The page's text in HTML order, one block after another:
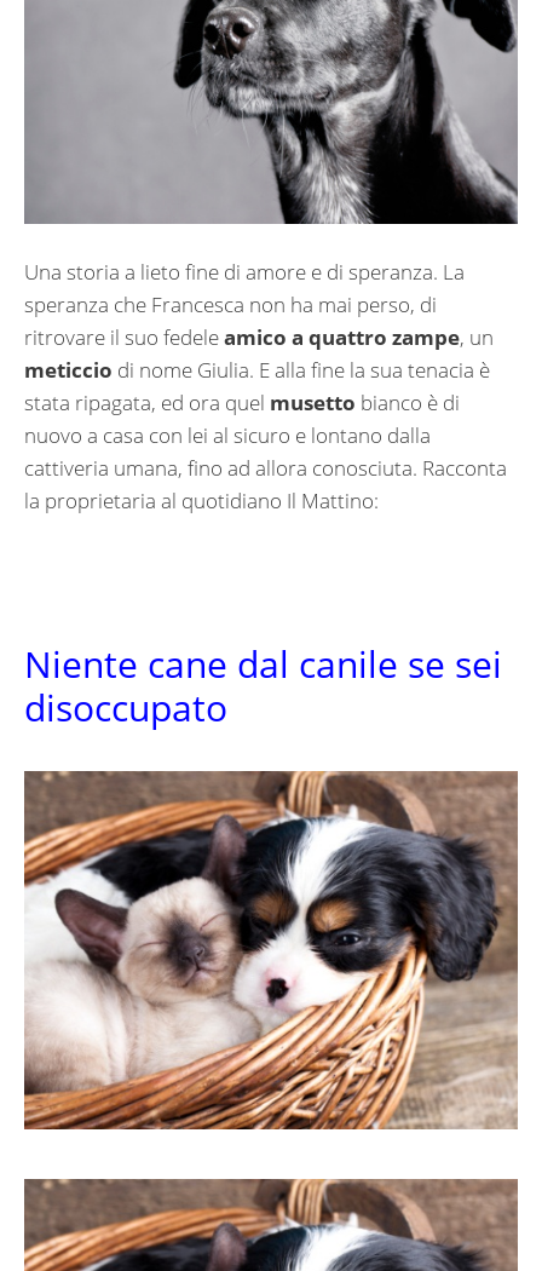
Una storia a lieto fine di amore e di speranza. La
speranza che Francesca non ha mai perso, di
ritrovare il suo fedeleamico a quattro zampe, un
meticcio di nome Giulia. E alla fine la sua tenacia è
stata ripagata, ed ora quel musetto bianco è di
nuovo a casa con lei al sicuro e lontano dalla
cattiveria umana, fino ad allora conosciuta. Racconta
la proprietaria al quotidiano Il Mattino:
Niente cane dal canile se sei
disoccupato